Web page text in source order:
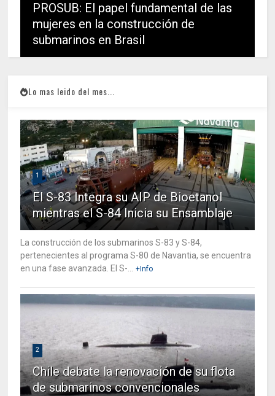
PROSUB: El papel fundamental de las
mujeres en la construcción de
submarinos en Brasil
Lo mas leido del mes...
1
El S-83 Integra su AIP de Bioetanol
mientras el S-84 Inicia su Ensamblaje
La construcción de los submarinos S-83 y S-84,
pertenecientes al programa S-80 de Navantia, se encuentra
en una fase avanzada. El S-...
+Info
2
Chile debate la renovación de su flota
de submarinos convencionales